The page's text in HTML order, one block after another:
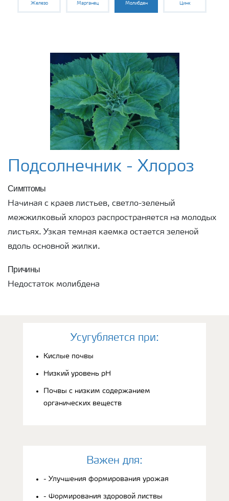
Железо Марганец Молибден Цинк
Подсолнечник - Хлороз
Симптомы
Начиная с краев листьев, светло-зеленый
межжилковый хлороз распространяется на молодых
листьях. Узкая темная каемка остается зеленой
вдоль основной жилки.
Причины
Недостаток молибдена
Усугубляется при:
Кислые почвы
Низкий уровень pH
Почвы с низким содержанием
органических веществ
Bажен для:
- Улучшения формирования урожая
- Формирования здоровой листвы